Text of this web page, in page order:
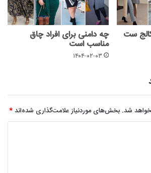
ست چه دامنی برای افراد چاق
مناسب است
۱۴۰۴-۰۲-۰۳
شد. بخش‌های موردنیاز علامت‌گذاری شده‌اند*